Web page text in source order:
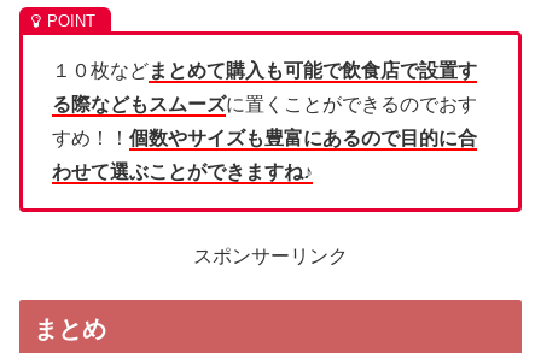
１０枚などまとめて購入も可能で飲食店で設置す
る際などもスムーズに置くことができるのでおす
すめ！！ 個数やサイズも豊富にあるので目的に合
わせて選ぶことができますね♪
スポンサーリンク
まとめ